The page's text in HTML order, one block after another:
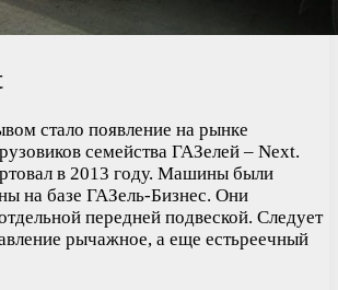
стало появление на рынке
семейства ГАЗелей – Next.
в 2013 году. Машины были
на базе ГАЗель-Бизнес. Они
передней подвеской. Следует
рычажное, а еще естьреечный